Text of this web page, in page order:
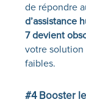
de répondre
d’assistance
7 devient
votre
faibles.
#4 Booster